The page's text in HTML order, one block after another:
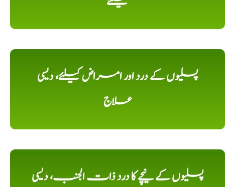
پسلیوں کے درد اور امراض کیلئے، دیسی
علاج
پسلیوں کے نیچے کا درد ذات الجنب، دیسی